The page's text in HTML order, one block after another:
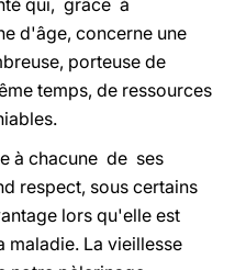
qui, grâce à
d'âge, concerne une
porteuse de
temps, de ressources
à chacune de ses
respect, sous certains
lors qu'elle est
maladie. La vieillesse